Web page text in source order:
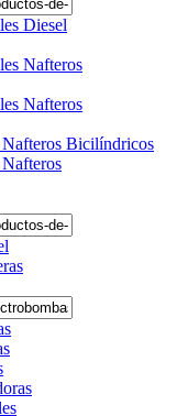
Diesel
Nafteros
Nafteros
Bicilíndricos